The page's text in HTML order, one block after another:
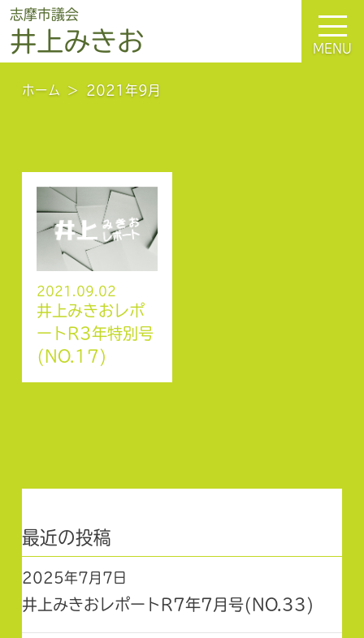
志摩市議会
井上みきお MENU
ホーム 2021年9月
2021.09.02
井上みきおレポ
ートR3年特別号
(NO.17)
最近の投稿
井上みきおレポートR7年7月号(NO.33)
2025年7月7日